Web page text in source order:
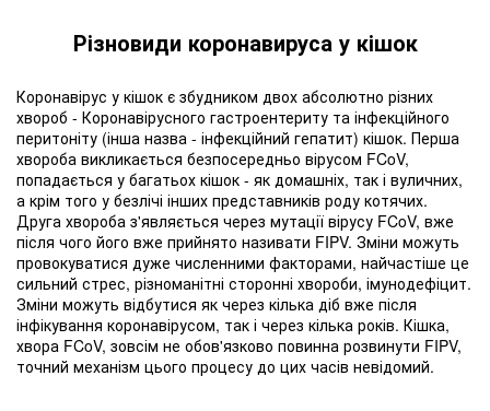
Різновиди коронавируса у кішок
Коронавірус у кішок є збудником двох абсолютно різних
хвороб - Коронавірусного гастроентериту та інфекційного
перитоніту (інша назва - інфекційний гепатит) кішок. Перша
хвороба викликається безпосередньо вірусом FCoV,
попадається у багатьох кішок - як домашніх, так і вуличних,
а крім того у безлічі інших представників роду котячих.
Друга хвороба з'являється через мутації вірусу FCoV, вже
після чого його вже прийнято називати FIPV. Зміни можуть
провокуватися дуже численними факторами, найчастіше це
сильний стрес, різноманітні сторонні хвороби, імунодефіцит.
Зміни можуть відбутися як через кілька діб вже після
інфікування коронавірусом, так і через кілька років. Кішка,
хвора FCoV, зовсім не обов'язково повинна розвинути FIPV,
точний механізм цього процесу до цих часів невідомий.